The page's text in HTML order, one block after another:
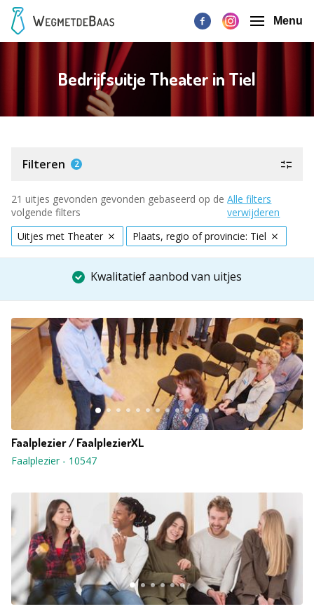
Menu
Bedrijfsuitje Theater in Tiel
Filteren 2
21 uitjes gevonden gevonden gebaseerd op de
volgende filters
Alle filters
verwijderen
Uitjes met Theater
Plaats, regio of provincie: Tiel
Kwalitatief aanbod van uitjes
Faalplezier / FaalplezierXL
Faalplezier- 10547